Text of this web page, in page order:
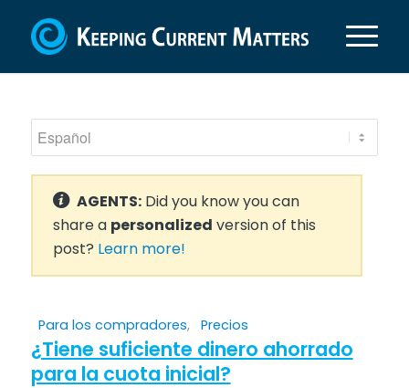
AGENTS:Did you know you can
share a personalized version of this
post? Learn more!
Para los compradores, Precios
¿Tiene suficiente dinero ahorrado
para la cuota inicial?